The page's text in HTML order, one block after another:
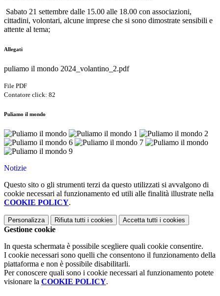
Sabato 21 settembre dalle 15.00 alle 18.00 con associazioni,
cittadini, volontari, alcune imprese che si sono dimostrate sensibili e
attente al tema;
Allegati
puliamo il mondo 2024_volantino_2.pdf
File PDF
Contatore click: 82
Puliamo il mondo
Notizie
Questo sito o gli strumenti terzi da questo utilizzati si avvalgono di
cookie necessari al funzionamento ed utili alle finalità illustrate nella
COOKIE POLICY.
Personalizza Rifiuta tutti i cookies Accetta tutti i cookies
Gestione cookie
In questa schermata è possibile scegliere quali cookie consentire.
I cookie necessari sono quelli che consentono il funzionamento della
piattaforma e non è possibile disabilitarli.
Per conoscere quali sono i cookie necessari al funzionamento potete
visionare la COOKIE POLICY.